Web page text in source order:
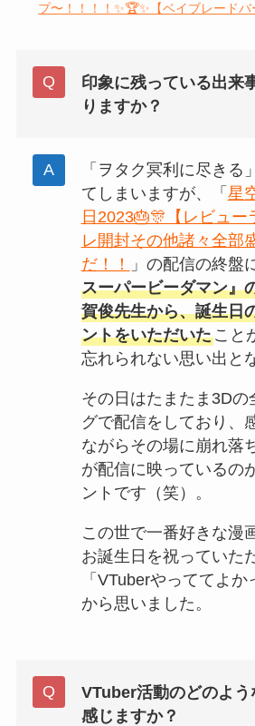
プ〜！！！！✨🏆✨【ベイブレード
印象に残っている出来
りますか？
「ヲタク冥利に尽きる
てしまいますが、「 星
日2023🎂🎊【レビュー
レ開封その他諸々全部
だ！！
」の配信の終盤
スーパービーダマン』
賀俊先生から、誕生日
ントをいただいたこと
忘れられない思い出と
その日はたまたま3Dの
グで配信をしており、
ながらその場に崩れ落
が配信に映っているの
ントです（笑）。
この世で一番好きな漫
お誕生日を祝っていた
「VTuberやっててよ
から思いました。
VTuber活動のどのよう
感じますか？